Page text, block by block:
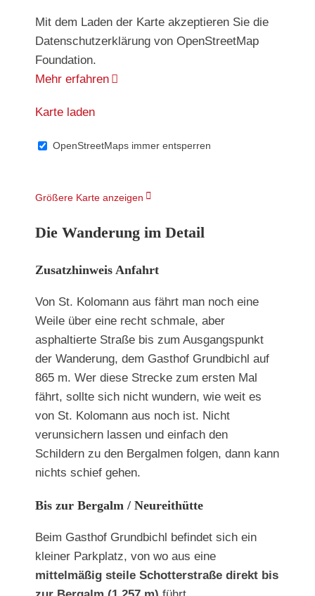
Mit dem Laden der Karte akzeptieren Sie die
Datenschutzerklärung von OpenStreetMap
Foundation.
Mehr erfahren
Karte laden
OpenStreetMaps immer entsperren
Größere Karte anzeigen
Die Wanderung im Detail
Zusatzhinweis Anfahrt
Von St. Kolomann aus fährt man noch eine
Weile über eine recht schmale, aber
asphaltierte Straße bis zum Ausgangspunkt
der Wanderung, dem Gasthof Grundbichl auf
865 m. Wer diese Strecke zum ersten Mal
fährt, sollte sich nicht wundern, wie weit es
von St. Kolomann aus noch ist. Nicht
verunsichern lassen und einfach den
Schildern zu den Bergalmen folgen, dann kann
nichts schief gehen.
Bis zur Bergalm / Neureithütte
Beim Gasthof Grundbichl befindet sich ein
kleiner Parkplatz, von wo aus eine
mittelmäßig steile Schotterstraße direkt bis